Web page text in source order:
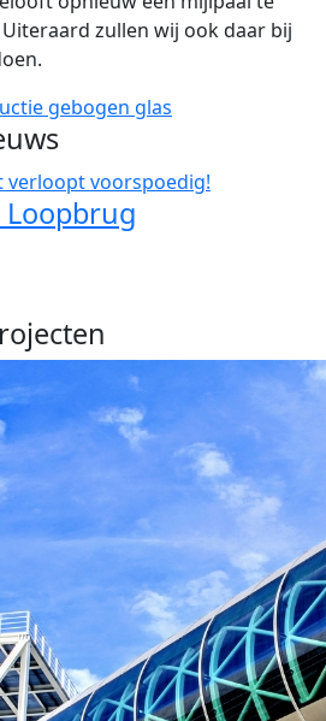
zullen wij ook daar bij
gebogen glas
Loopbrug